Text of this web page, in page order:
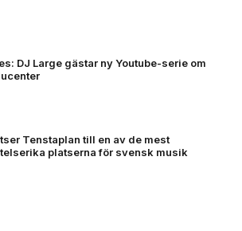
DJ Large gästar ny Youtube-serie om
Tenstaplan till en av de mest
platserna för svensk musik